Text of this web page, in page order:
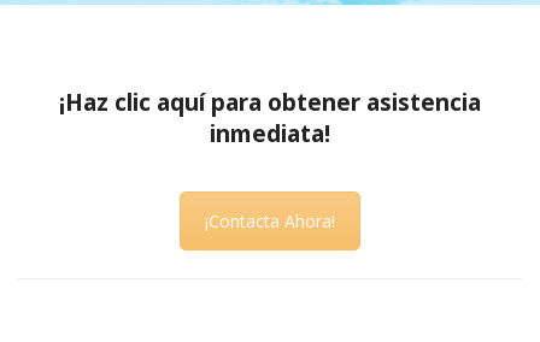
¡Haz clic aquí para obtener asistencia
inmediata!
¡Contacta Ahora!